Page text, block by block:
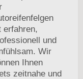
erfahren,
und
Wir
Ihnen
zeitnahe und